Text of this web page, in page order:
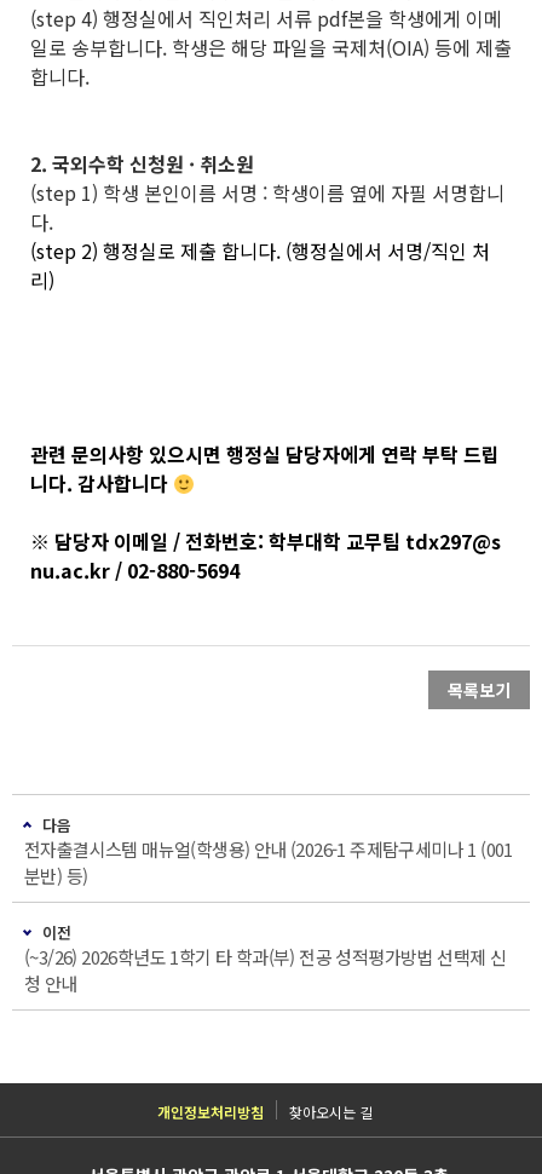
(step 4) 행정실에서 직인처리 서류 pdf본을 학생에게 이메
일로 송부합니다. 학생은 해당 파일을 국제처(OIA) 등에 제출
합니다.
2. 국외수학 신청원 · 취소원
(step 1) 학생 본인이름 서명 : 학생이름 옆에 자필 서명합니
다.
(step 2) 행정실로 제출 합니다. (행정실에서 서명/직인 처
리)
관련 문의사항 있으시면 행정실 담당자에게 연락 부탁 드립
니다. 감사합니다
※ 담당자 이메일 / 전화번호: 학부대학 교무팀 tdx297@s
nu.ac.kr / 02-880-5694
목록보기
다음
전자출결시스템 매뉴얼(학생용) 안내 (2026-1 주제탐구세미나 1 (001
분반) 등)
이전
(~3/26) 2026학년도 1학기 타 학과(부) 전공 성적평가방법 선택제 신
청 안내
개인정보처리방침 찾아오시는 길